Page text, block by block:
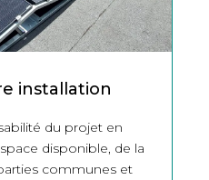
installation
du projet en
disponible, de la
communes et